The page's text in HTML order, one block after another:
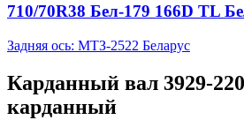
710/70R38 Бел-179 166D TL
Задняя ось: МТЗ-2522 Беларус
Карданный вал 3929-
карданный